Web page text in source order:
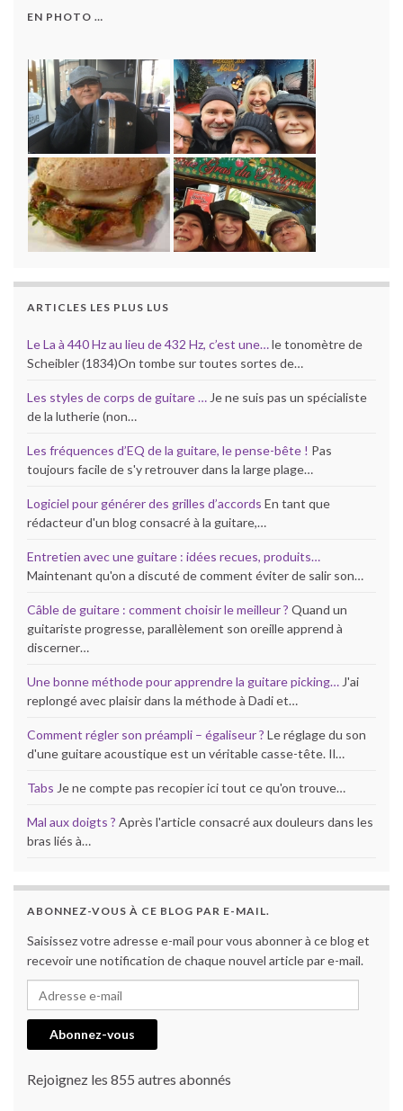
EN PHOTO …
ARTICLES LES PLUS LUS
Le La à 440 Hz au lieu de 432 Hz, c’est une…le tonomètre de
Scheibler (1834)On tombe sur toutes sortes de…
Les styles de corps de guitare …Je ne suis pas un spécialiste
de la lutherie (non…
Les fréquences d’EQ de la guitare, le pense-bête ! Pas
toujours facile de s'y retrouver dans la large plage…
Logiciel pour générer des grilles d’accords En tant que
rédacteur d'un blog consacré à la guitare,…
Entretien avec une guitare : idées recues, produits…
Maintenant qu'on a discuté de comment éviter de salir son…
Câble de guitare : comment choisir le meilleur ? Quand un
guitariste progresse, parallèlement son oreille apprend à
discerner…
Une bonne méthode pour apprendre la guitare picking…J'ai
replongé avec plaisir dans la méthode à Dadi et…
Comment régler son préampli – égaliseur ? Le réglage du son
d'une guitare acoustique est un véritable casse-tête. Il…
Tabs Je ne compte pas recopier ici tout ce qu'on trouve…
Mal aux doigts ? Après l'article consacré aux douleurs dans les
bras liés à…
ABONNEZ-VOUS À CE BLOG PAR E-MAIL.
Saisissez votre adresse e-mail pour vous abonner à ce blog et
recevoir une notification de chaque nouvel article par e-mail.
Adresse e-mail
Abonnez-vous
Rejoignez les 855 autres abonnés